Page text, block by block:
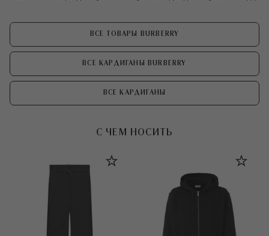
ВСЕ ТОВАРЫ BURBERRY
ВСЕ КАРДИГАНЫ BURBERRY
ВСЕ КАРДИГАНЫ
С ЧЕМ НОСИТЬ